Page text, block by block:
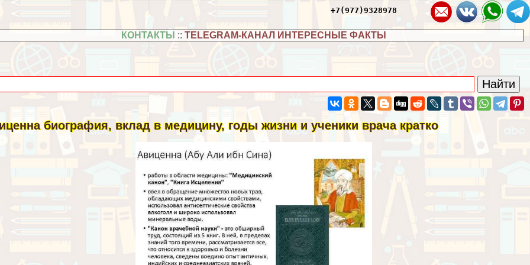
+7(977)9328978
КОНТАКТЫ ::TELEGRAM-КАНАЛ ИНТЕРЕСНЫЕ ФАКТЫ
биография, вклад в медицину, годы жизни и ученики врача кратко